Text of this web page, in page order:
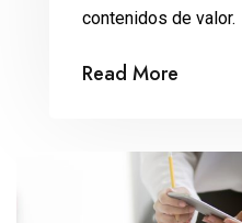
contenidos de valor.
Read More